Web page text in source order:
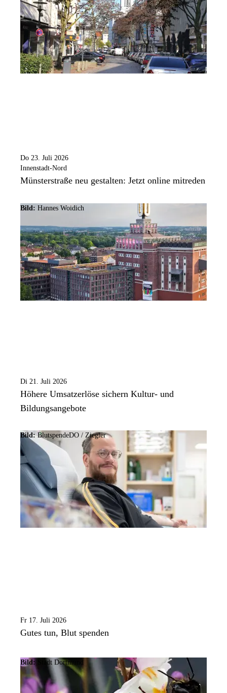
Do 23. Juli 2026
Innenstadt-Nord
Münsterstraße neu gestalten: Jetzt online mitreden
Bild: Hannes Woidich
Di 21. Juli 2026
Höhere Umsatzerlöse sichern Kultur- und
Bildungsangebote
Bild: BlutspendeDO / Ziegler
Fr 17. Juli 2026
Gutes tun, Blut spenden
Bild: Stadt Dortmund